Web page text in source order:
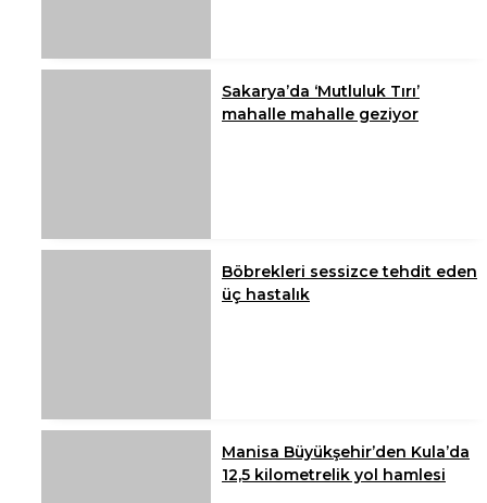
Sakarya’da ‘Mutluluk Tırı’
mahalle mahalle geziyor
Böbrekleri sessizce tehdit eden
üç hastalık
Manisa Büyükşehir’den Kula’da
12,5 kilometrelik yol hamlesi